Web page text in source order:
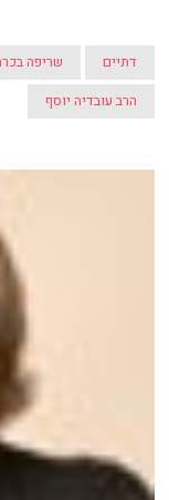
דתיים שריפה
הרב עובדיה יוסף